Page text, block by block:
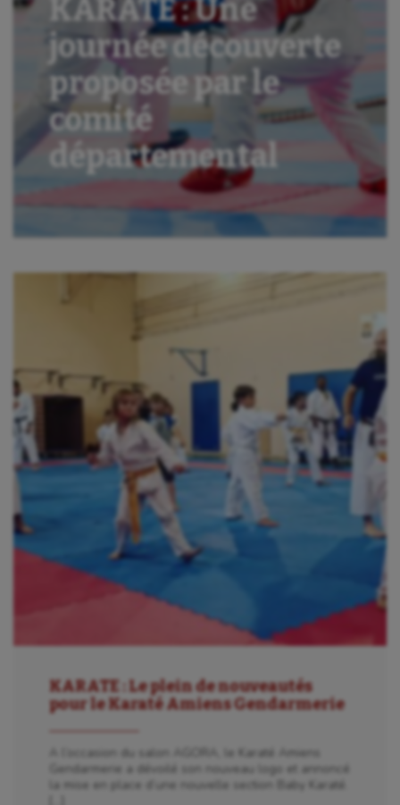
KARATE : Une
journée découverte
proposée par le
comité
départemental
KARATE : Le plein de nouveautés
pour le Karaté Amiens Gendarmerie
A l’occasion du salon AGORA, le Karaté Amiens
Gendarmerie a dévoilé son nouveau logo et annoncé
la mise en place d’une nouvelle section Baby Karaté.